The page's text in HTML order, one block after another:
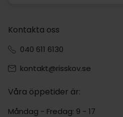
Kontakta oss
040 611 6130
kontakt@risskov.se
Våra öppetider är:
Måndag - Fredag: 9 - 17